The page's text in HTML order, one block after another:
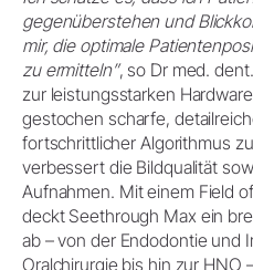
gegenüberstehen und
mir, die optimale
zu ermitteln”, so Dr med.
zur leistungsstarken
gestochen scharfe,
fortschrittlicher Algorithmus
verbessert die Bildqualität
Aufnahmen. Mit einem Field
deckt Seethrough Max ein
ab – von der Endodontie und
Oralchirurgie bis hin zur HNO